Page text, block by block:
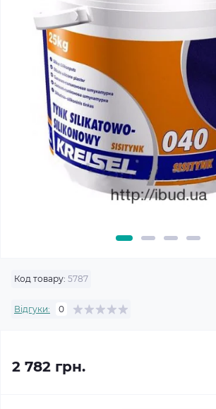
Код товару: 5787
Відгуки: 0
2 782 грн.